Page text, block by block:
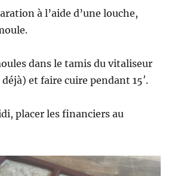
à l’aide d’une louche,
dans le tamis du vitaliseur
et faire cuire pendant 15′.
placer les financiers au